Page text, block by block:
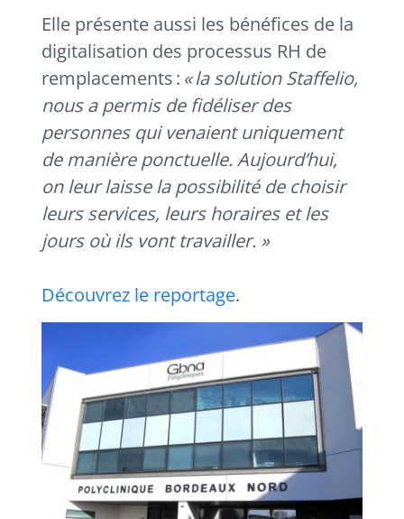
Elle présente aussi les bénéfices de la
digitalisation des processus RH de
remplacements : «la solution Staffelio,
nous a permis de fidéliser des
personnes qui venaient uniquement
de manière ponctuelle. Aujourd’hui,
on leur laisse la possibilité de choisir
leurs services, leurs horaires et les
jours où ils vont travailler. »
Découvrez le reportage.